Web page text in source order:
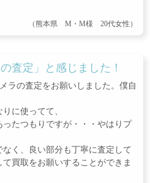
（熊本県 M・M様 20代女性）
査定」と感じました！
ラの査定をお願いしました。僕自
に使ってて、
ったつもりですが・・・やはりプ
なく、良い部分も丁寧に査定して
買取をお願いすることができま